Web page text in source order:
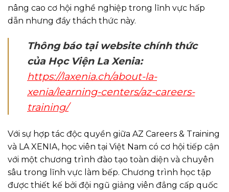
nâng cao cơ hội nghề nghiệp trong lĩnh vực hấp
dẫn nhưng đầy thách thức này.
Thông báo tại website chính thức
của Học Viện La Xenia:
https://laxenia.ch/about-la-
xenia/learning-centers/az-careers-
training/
Với sự hợp tác độc quyền giữa AZ Careers & Training
và LA XENIA, học viên tại Việt Nam có cơ hội tiếp cận
với một chương trình đào tạo toàn diện và chuyên
sâu trong lĩnh vực làm bếp. Chương trình học tập
được thiết kế bởi đội ngũ giảng viên đẳng cấp quốc